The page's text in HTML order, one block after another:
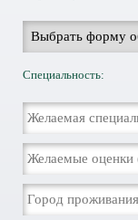
Специальность: